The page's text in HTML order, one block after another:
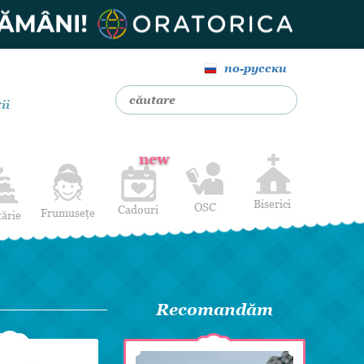
по-русски
Frumusețe Cadouri
new
Pentru bărbați
OSC Biserici
Recomandăm